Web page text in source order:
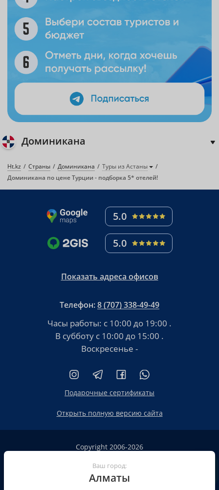
Доминикана
Ht.kz Страны Доминикана
Туры из Астаны
Доминикана по цене Турции - подборка 5* отелей!
5.0
5.0
Показать адреса офисов
Телефон:8 (707) 338-49-49
Часы работы: с 10:00 до 19:00 .
В субботу с 10:00 до 15:00 .
Воскресенье -
Подарочные сертификаты
Открыть полную версию сайта
Copyright 2006-2026
Сайт не является публичной офертой
Пользовательское соглашение
Ваш город:
Алматы